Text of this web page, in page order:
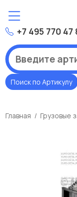
+7 495 770 47
Поиск по Артикулу
Главная Грузовые